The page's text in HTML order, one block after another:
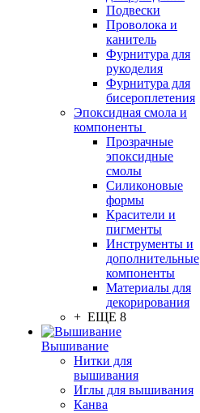
Подвески
Проволока и
канитель
Фурнитура для
рукоделия
Фурнитура для
бисероплетения
Эпоксидная смола и
компоненты
Прозрачные
эпоксидные
смолы
Силиконовые
формы
Красители и
пигменты
Инструменты и
дополнительные
компоненты
Материалы для
декорирования
+ ЕЩЕ 8
Вышивание
Нитки для
вышивания
Иглы для вышивания
Канва